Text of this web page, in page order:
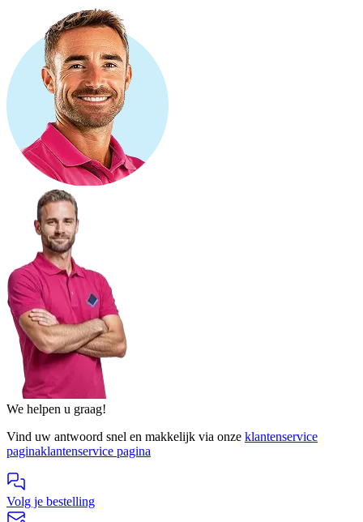
We helpen u graag!
Vind uw antwoord snel en makkelijk via onze klantenservice
paginaklantenservice pagina
Volg je bestelling